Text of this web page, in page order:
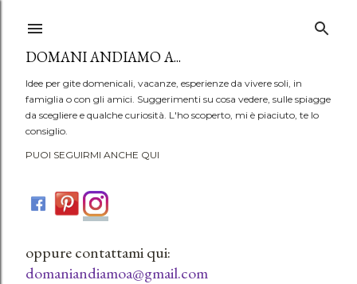
DOMANI ANDIAMO A...
Idee per gite domenicali, vacanze, esperienze da vivere soli, in
famiglia o con gli amici. Suggerimenti su cosa vedere, sulle spiagge
da scegliere e qualche curiosità. L'ho scoperto, mi è piaciuto, te lo
consiglio.
PUOI SEGUIRMI ANCHE QUI
oppure contattami qui:
domaniandiamoa@gmail.com